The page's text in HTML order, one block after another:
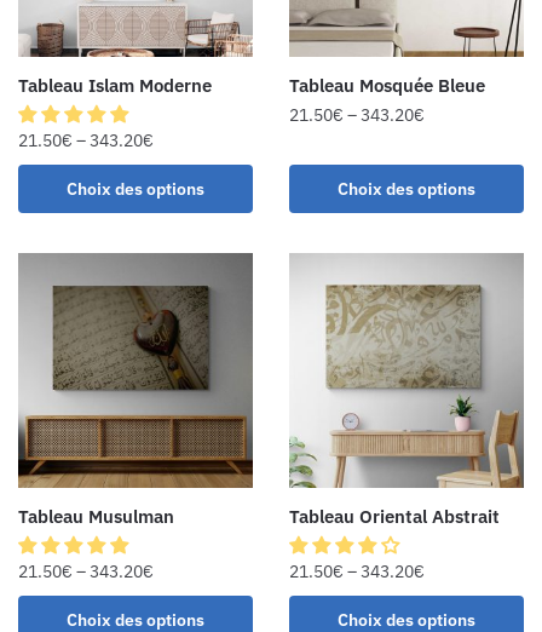
Tableau Islam Moderne
21.50€ –343.20€
Choix des options
Tableau Mosquée Bleue
21.50€ –343.20€
Choix des options
Tableau Musulman
21.50€ –343.20€
Choix des options
Tableau Oriental Abstrait
21.50€ –343.20€
Choix des options